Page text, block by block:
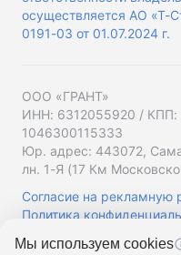
осуществляется АО «Т-
0191-03 от 01.07.2024 г.
ООО «ГРАНТ»
ИНН: 6312055920 / КПП:
1046300115333
Юр. адрес: 443072,
лн. 1-Я (17 Км
Согласие на рекламную
Политика
Мы используем cookies